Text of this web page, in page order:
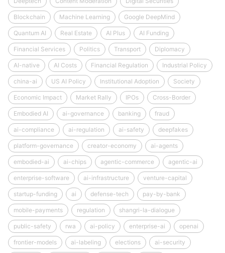
Blockchain Machine Learning Google DeepMind
Quantum AI Real Estate AI Plus AI Funding
Financial Services Politics Transport Diplomacy
AI-native AI Costs Financial Regulation Industrial Policy
china-ai US AI Policy Institutional Adoption Society
Economic Impact Market Rally IPOs Cross-Border
Embodied AI ai-governance banking fraud
ai-compliance ai-regulation ai-safety deepfakes
platform-governance creator-economy ai-agents
embodied-ai ai-chips agentic-commerce agentic-ai
enterprise-software ai-infrastructure venture-capital
startup-funding ai defense-tech pay-by-bank
mobile-payments regulation shangri-la-dialogue
public-safety rwa ai-policy enterprise-ai openai
frontier-models ai-labeling elections ai-security